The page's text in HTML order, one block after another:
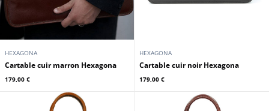
HEXAGONA
Cartable cuir marron Hexagona
179,00 €
HEXAGONA
Cartable cuir noir Hexagona
179,00 €